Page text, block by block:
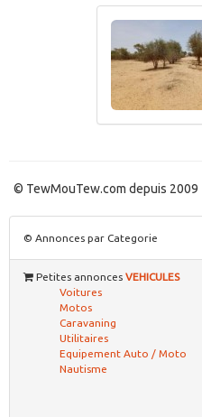
© TewMouTew.com depuis 2009 |
© Annonces par Categorie
Petites annonces VEHICULES
Voitures
Motos
Caravaning
Utilitaires
Equipement Auto / Moto
Nautisme